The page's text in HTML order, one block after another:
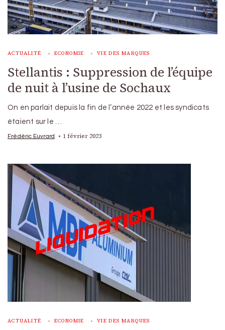
ACTUALITÉ ECONOMIE VIE DES MARQUES
Stellantis : Suppression de l’équipe
de nuit à l’usine de Sochaux
On en parlait depuis la fin de l’année 2022 et les syndicats
étaient sur le …
Frédéric Euvrard 1 février 2023
ACTUALITÉ ECONOMIE VIE DES MARQUES